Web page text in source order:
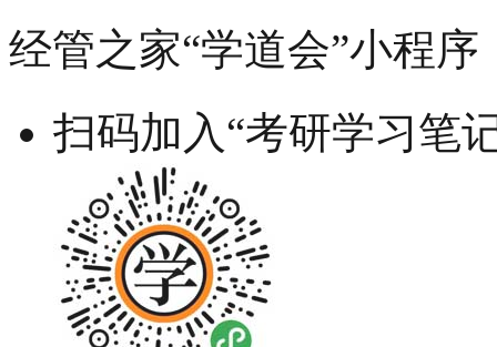
经管之家“学道会”小程序
扫码加入“考研学习笔